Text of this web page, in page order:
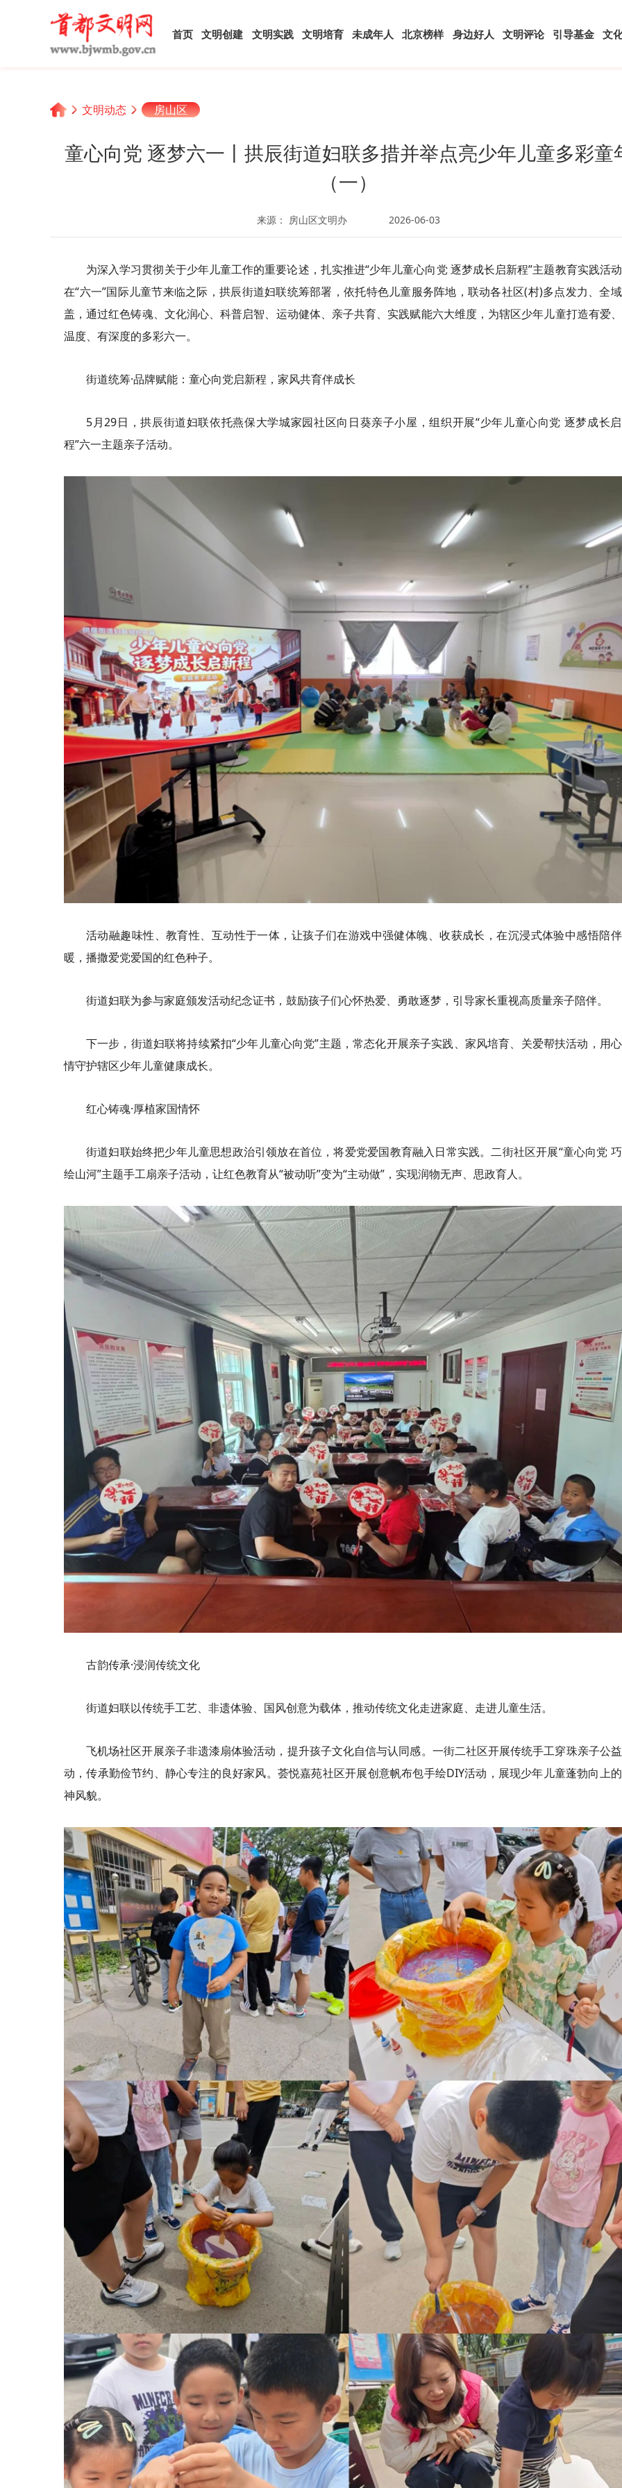
首页 文明创建 文明实践 文明培育 未成年人 北京榜样 身边好人 文明评论 引导基金 文
文明动态 房山区
童心向党 逐梦六一丨拱辰街道妇联多措并举点亮少年儿童多彩童
（一）
来源： 房山区文明办 2026-06-03
为深入学习贯彻关于少年儿童工作的重要论述，扎实推进“少年儿童心向党 逐梦成长启新程”主题教育实践活
在“六一”国际儿童节来临之际，拱辰街道妇联统筹部署，依托特色儿童服务阵地，联动各社区(村)多点发力、全
盖，通过红色铸魂、文化润心、科普启智、运动健体、亲子共育、实践赋能六大维度，为辖区少年儿童打造有爱
温度、有深度的多彩六一。
街道统筹·品牌赋能：童心向党启新程，家风共育伴成长
5月29日，拱辰街道妇联依托燕保大学城家园社区向日葵亲子小屋，组织开展“少年儿童心向党 逐梦成长
程”六一主题亲子活动。
活动融趣味性、教育性、互动性于一体，让孩子们在游戏中强健体魄、收获成长，在沉浸式体验中感悟陪
暖，播撒爱党爱国的红色种子。
街道妇联为参与家庭颁发活动纪念证书，鼓励孩子们心怀热爱、勇敢逐梦，引导家长重视高质量亲子陪伴。
下一步，街道妇联将持续紧扣“少年儿童心向党”主题，常态化开展亲子实践、家风培育、关爱帮扶活动，用
情守护辖区少年儿童健康成长。
红心铸魂·厚植家国情怀
街道妇联始终把少年儿童思想政治引领放在首位，将爱党爱国教育融入日常实践。二街社区开展“童心向党
绘山河”主题手工扇亲子活动，让红色教育从“被动听”变为“主动做”，实现润物无声、思政育人。
古韵传承·浸润传统文化
街道妇联以传统手工艺、非遗体验、国风创意为载体，推动传统文化走进家庭、走进儿童生活。
飞机场社区开展亲子非遗漆扇体验活动，提升孩子文化自信与认同感。一街二社区开展传统手工穿珠亲子公
动，传承勤俭节约、静心专注的良好家风。荟悦嘉苑社区开展创意帆布包手绘DIY活动，展现少年儿童蓬勃向上
神风貌。